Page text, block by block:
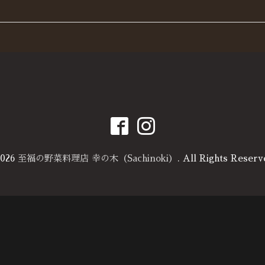
至福の野菜料理店 幸の木（Sachinoki） . All Rights